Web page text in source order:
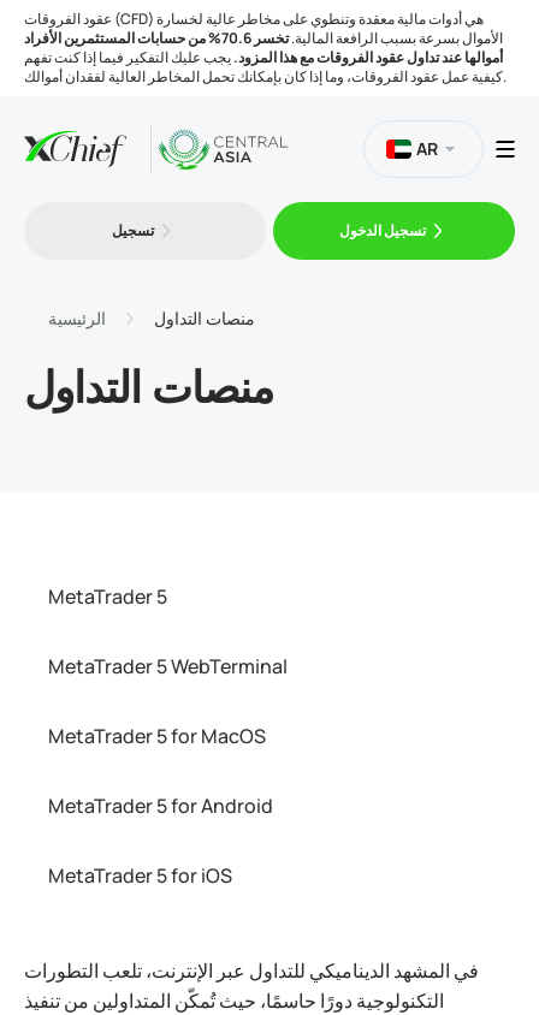
عقود الفروقات (CFD) هي أدوات مالية معقدة وتنطوي على مخاطر عالية لخسارة
الأموال بسرعة بسبب الرافعة المالية.
تخسر 70.6% من حسابات المستثمرين الأفراد
أموالها عند تداول عقود الفروقات مع هذا المزود.يجب عليك التفكير فيما إذا كنت تفهم
كيفية عمل عقود الفروقات، وما إذا كان بإمكانك تحمل المخاطر العالية لفقدان أموالك.
المنصات
الأدوات
AR
تسجيل تسجيل الدخول
الرئيسية منصات التداول
منصات التداول
MetaTrader 5
MetaTrader 5 WebTerminal
MetaTrader 5 for MacOS
MetaTrader 5 for Android
MetaTrader 5 for iOS
في المشهد الديناميكي للتداول عبر الإنترنت، تلعب التطورات
التكنولوجية دورًا حاسمًا، حيث تُمكّن المتداولين من تنفيذ